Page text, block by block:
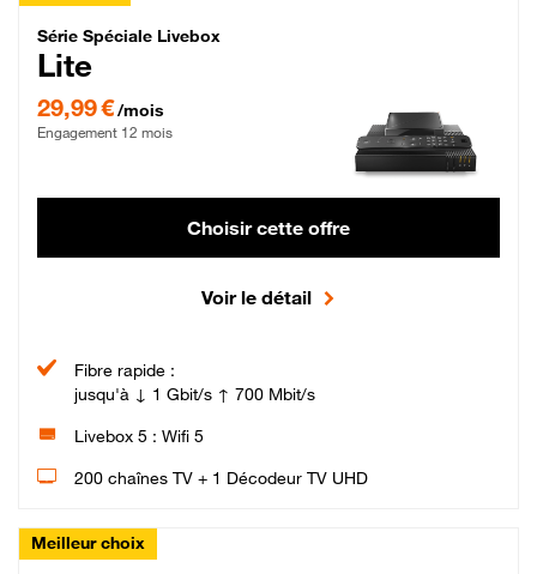
Série Spéciale Livebox Lite Fibre
Série Spéciale Livebox
Lite
29,99 €/mois
Engagement 12 mois
Choisir cette offre
Voir le détail
Fibre rapide :
jusqu'à ↓ 1 Gbit/s ↑ 700 Mbit/s
Livebox 5 : Wifi 5
200 chaînes TV + 1 Décodeur TV UHD
Meilleur choix